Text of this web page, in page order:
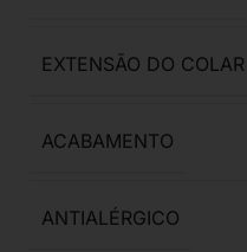
EXTENSÃO DO COLAR
ACABAMENTO
ANTIALÉRGICO